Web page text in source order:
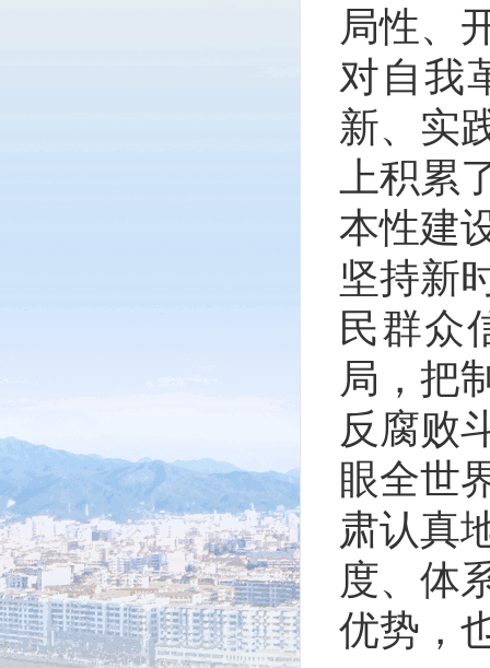
局性、
对自我
新、实
上积累
本性建
坚持新
民群众
局，把
反腐败
眼全世
肃认真
度、体
优势，